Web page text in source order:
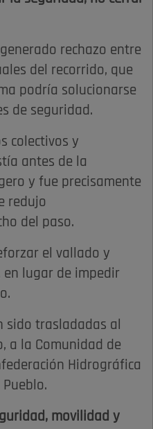
rechazo entre
del recorrido, que
podría solucionarse
de seguridad.
colectivos y
antes de la
y fue precisamente
redujo
del paso.
el vallado y
en lugar de impedir
sido trasladadas al
a la Comunidad de
Hidrográfica
movilidad y